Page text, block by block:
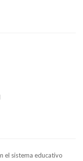
el sistema educativo